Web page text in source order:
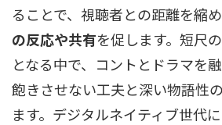
ることで、視聴者との距離を縮め
の反応や共有を促します。短尺
となる中で、コントとドラマを
飽きさせない工夫と深い物語性
ます。デジタルネイティブ世代に